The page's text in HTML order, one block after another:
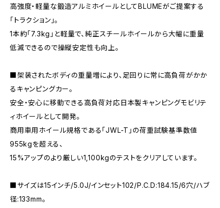
高強度・軽量な鍛造アルミホイールとしてBLUMEがご提案する
「トラクション」。
1本約「7.3kg」と軽量で、純正スチールホイールから大幅に重量
低減できるので操縦安定性も向上。
■架装されたボディの重量増により、足回りに常に高負荷がかか
るキャンピングカー。
安全・安心に移動できる高負荷対応日本製キャンピングモビリテ
ィホイールとして開発。
商用車用ホイール規格である「JWL-T」の荷重試験基準数値
955kgを超える、
15%アップのより厳しい1,100kgのテストをクリアしています。
■サイズは15インチ/5.0J/インセット102/P.C.D:184.15/6穴/ハブ
径:133mm。